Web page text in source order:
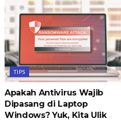
TIPS
Apakah Antivirus Wajib
Dipasang di Laptop
Windows? Yuk, Kita Ulik